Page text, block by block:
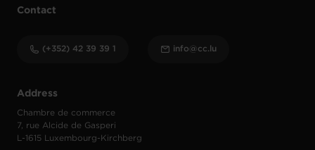
Address
Chambre de commerce
7, rue Alcide de Gasperi
L-1615 Luxembourg-Kirchberg
Contact
(+352) 42 39 39 1 info@cc.lu